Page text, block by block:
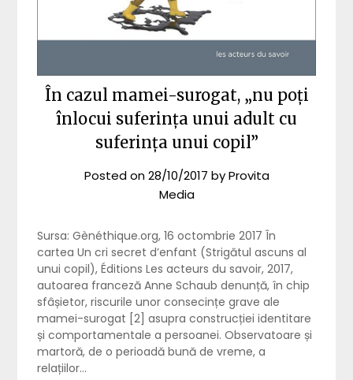
În cazul mamei-surogat, „nu poți
înlocui suferința unui adult cu
suferința unui copil”
Posted on28/10/2017 byProvita
Media
Sursa: Gènéthique.org, 16 octombrie 2017 În
cartea Un cri secret d’enfant (Strigătul ascuns al
unui copil), Éditions Les acteurs du savoir, 2017,
autoarea franceză Anne Schaub denunță, în chip
sfâșietor, riscurile unor consecințe grave ale
mamei-surogat [2] asupra construcției identitare
și comportamentale a persoanei. Observatoare și
martoră, de o perioadă bună de vreme, a
relațiilor…